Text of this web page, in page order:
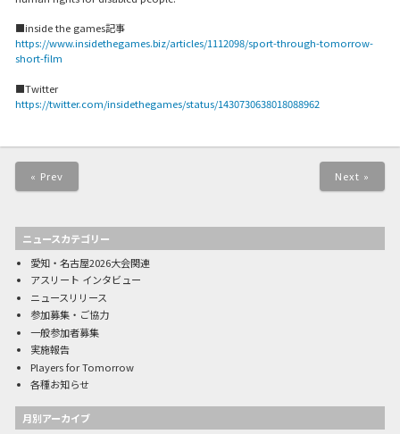
■inside the games記事
https://www.insidethegames.biz/articles/1112098/sport-through-tomorrow-
short-film
■Twitter
https://twitter.com/insidethegames/status/1430730638018088962
« Prev Next »
ニュースカテゴリー
愛知・名古屋2026大会関連
アスリート インタビュー
ニュースリリース
参加募集・ご協力
一般参加者募集
実施報告
Players for Tomorrow
各種お知らせ
月別アーカイブ